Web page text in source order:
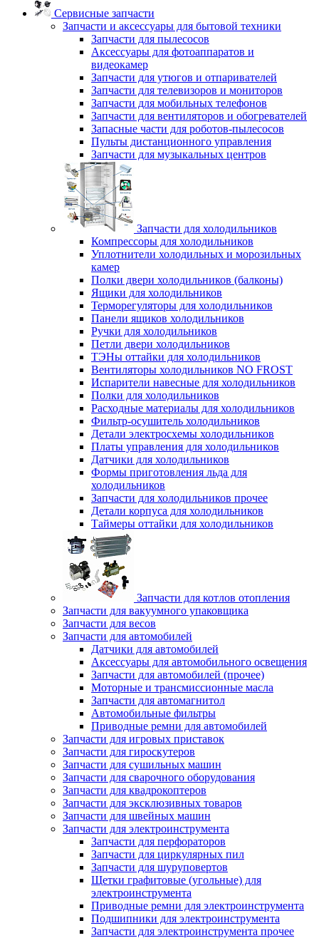
Сервисные запчасти
Запчасти и аксессуары для бытовой техники
Запчасти для пылесосов
Аксессуары для фотоаппаратов и
видеокамер
Запчасти для утюгов и отпаривателей
Запчасти для телевизоров и мониторов
Запчасти для мобильных телефонов
Запчасти для вентиляторов и обогревателей
Запасные части для роботов-пылесосов
Пульты дистанционного управления
Запчасти для музыкальных центров
Запчасти для холодильников
Компрессоры для холодильников
Уплотнители холодильных и морозильных
камер
Полки двери холодильников (балконы)
Ящики для холодильников
Терморегуляторы для холодильников
Панели ящиков холодильников
Ручки для холодильников
Петли двери холодильников
ТЭНы оттайки для холодильников
Вентиляторы холодильников NO FROST
Испарители навесные для холодильников
Полки для холодильников
Расходные материалы для холодильников
Фильтр-осушитель холодильников
Детали электросхемы холодильников
Платы управления для холодильников
Датчики для холодильников
Формы приготовления льда для
холодильников
Запчасти для холодильников прочее
Детали корпуса для холодильников
Таймеры оттайки для холодильников
Запчасти для котлов отопления
Запчасти для вакуумного упаковщика
Запчасти для весов
Запчасти для автомобилей
Датчики для автомобилей
Аксессуары для автомобильного освещения
Запчасти для автомобилей (прочее)
Моторные и трансмиссионные масла
Запчасти для автомагнитол
Автомобильные фильтры
Приводные ремни для автомобилей
Запчасти для игровых приставок
Запчасти для гироскутеров
Запчасти для сушильных машин
Запчасти для сварочного оборудования
Запчасти для квадрокоптеров
Запчасти для эксклюзивных товаров
Запчасти для швейных машин
Запчасти для электроинструмента
Запчасти для перфораторов
Запчасти для циркулярных пил
Запчасти для шуруповертов
Щетки графитовые (угольные) для
электроинструмента
Приводные ремни для электроинструмента
Подшипники для электроинструмента
Запчасти для электроинструмента прочее